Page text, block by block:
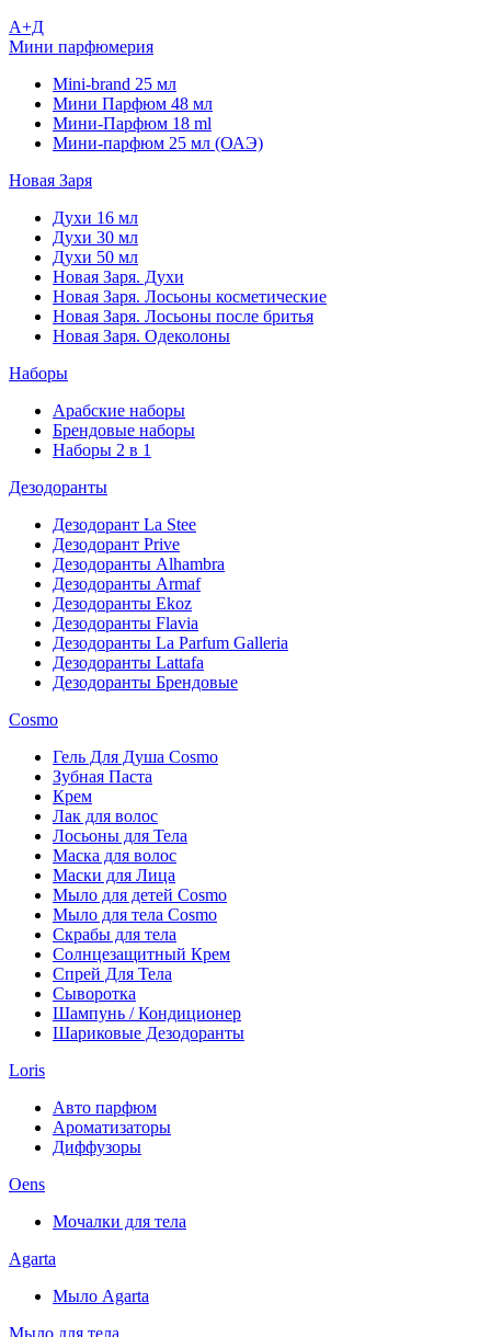
А+Д
Мини парфюмерия
Mini-brand 25 мл
Мини Парфюм 48 мл
Мини-Парфюм 18 ml
Мини-парфюм 25 мл (ОАЭ)
Новая Заря
Духи 16 мл
Духи 30 мл
Духи 50 мл
Новая Заря. Духи
Новая Заря. Лосьоны косметические
Новая Заря. Лосьоны после бритья
Новая Заря. Одеколоны
Наборы
Арабские наборы
Брендовые наборы
Наборы 2 в 1
Дезодоранты
Дезодорант La Stee
Дезодорант Prive
Дезодоранты Alhambra
Дезодоранты Armaf
Дезодоранты Ekoz
Дезодоранты Flavia
Дезодоранты La Parfum Galleria
Дезодоранты Lattafa
Дезодоранты Брендовые
Cosmo
Гель Для Душа Cosmo
Зубная Паста
Крем
Лак для волос
Лосьоны для Тела
Маска для волос
Маски для Лица
Мыло для детей Cosmo
Мыло для тела Cosmo
Скрабы для тела
Солнцезащитный Крем
Спрей Для Тела
Сыворотка
Шампунь / Кондиционер
Шариковые Дезодоранты
Loris
Авто парфюм
Ароматизаторы
Диффузоры
Oens
Мочалки для тела
Agarta
Мыло Agarta
Мыло для тела